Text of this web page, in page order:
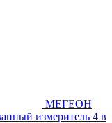
МЕГЕОН
измеритель 4 в